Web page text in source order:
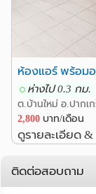
ห่างไป 0.3 กม.
ต.บ้านใหม่ อ.ปากเ
2,800 บาท/เดือน
ดูรายละเอียด
ติดต่อสอบถาม